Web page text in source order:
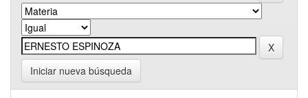
Iniciar nueva búsqueda